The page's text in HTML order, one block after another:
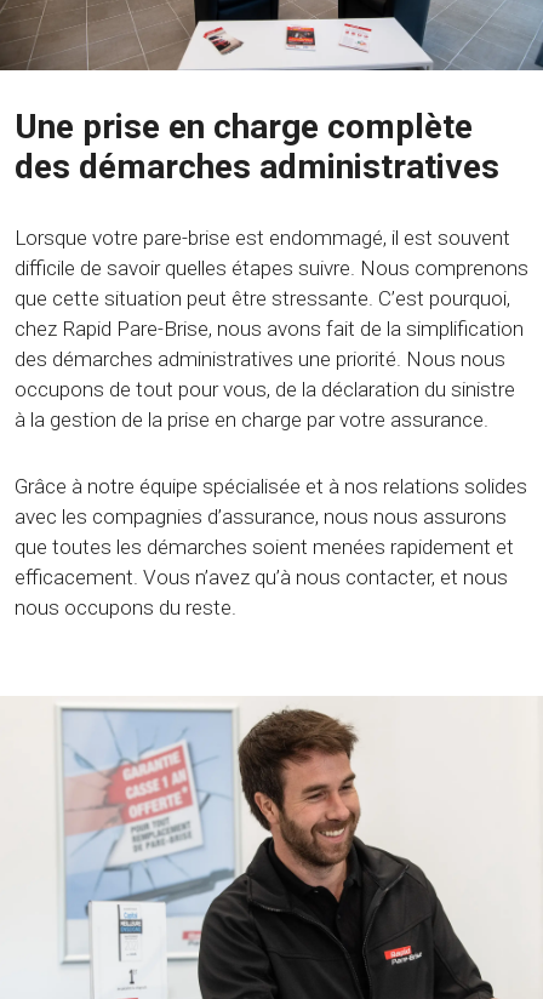
Une prise en charge complète
des démarches administratives
Lorsque votre pare-brise est endommagé, il est souvent
difficile de savoir quelles étapes suivre. Nous comprenons
que cette situation peut être stressante. C’est pourquoi,
chez Rapid Pare-Brise, nous avons fait de la simplification
des démarches administratives une priorité. Nous nous
occupons de tout pour vous, de la déclaration du sinistre
à la gestion de la prise en charge par votre assurance.
Grâce à notre équipe spécialisée et à nos relations solides
avec les compagnies d’assurance, nous nous assurons
que toutes les démarches soient menées rapidement et
efficacement. Vous n’avez qu’à nous contacter, et nous
nous occupons du reste.